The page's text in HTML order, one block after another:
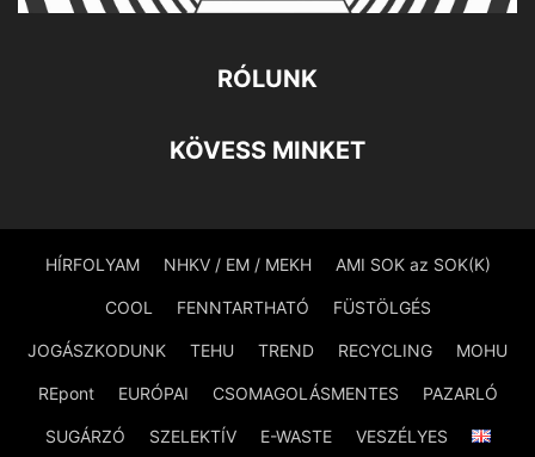
RÓLUNK
KÖVESS MINKET
HÍRFOLYAM NHKV / EM / MEKH AMI SOK az SOK(K)
COOL FENNTARTHATÓ FÜSTÖLGÉS
JOGÁSZKODUNK TEHU TREND RECYCLING MOHU
REpont EURÓPAI CSOMAGOLÁSMENTES PAZARLÓ
SUGÁRZÓ SZELEKTÍV E-WASTE VESZÉLYES